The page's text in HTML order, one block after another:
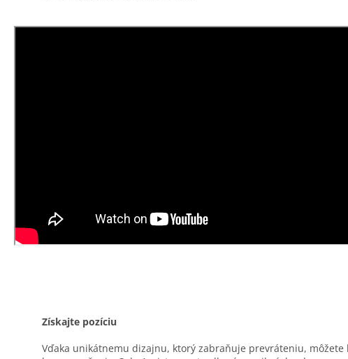
Získajte pozíciu
Vďaka unikátnemu dizajnu, ktorý zabraňuje prevráteniu, môžete